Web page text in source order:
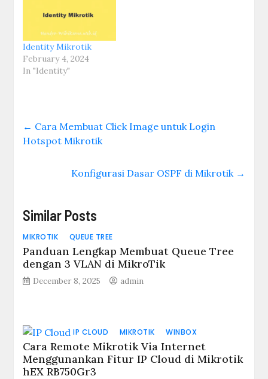
Identity Mikrotik
February 4, 2024
In "Identity"
← Cara Membuat Click Image untuk Login
Hotspot Mikrotik
Konfigurasi Dasar OSPF di Mikrotik →
Similar Posts
MIKROTIK QUEUE TREE
Panduan Lengkap Membuat Queue Tree
dengan 3 VLAN di MikroTik
December 8, 2025 admin
IP CLOUD MIKROTIK WINBOX
Cara Remote Mikrotik Via Internet
Menggunankan Fitur IP Cloud di Mikrotik
hEX RB750Gr3